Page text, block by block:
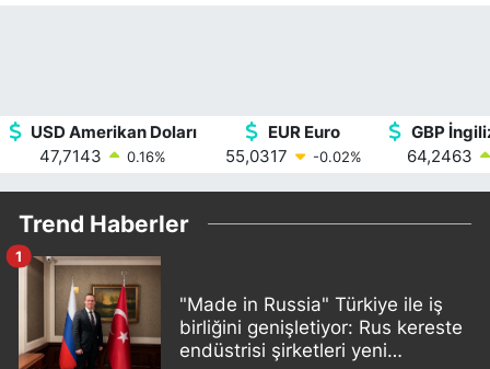
USD Amerikan Doları
47,7143
0.16%
EUR Euro
55,0317
-0.02%
GBP
64,2463
Trend Haberler
"Made in Russia" Türkiye ile iş
birliğini genişletiyor: Rus kereste
endüstrisi şirketleri yeni
1